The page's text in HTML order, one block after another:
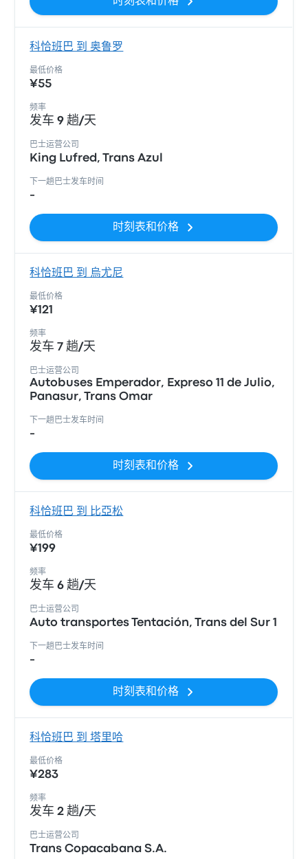
科恰班巴 到 奥鲁罗
最低价格
¥55
频率
发车 9 趟/天
巴士运营公司
King Lufred, Trans Azul
下一趟巴士发车时间
-
时刻表和价格
科恰班巴 到 烏尤尼
最低价格
¥121
频率
发车 7 趟/天
巴士运营公司
Autobuses Emperador, Expreso 11 de Julio,
Panasur, Trans Omar
下一趟巴士发车时间
-
时刻表和价格
科恰班巴 到 比亞松
最低价格
¥199
频率
发车 6 趟/天
巴士运营公司
Auto transportes Tentación, Trans del Sur 1
下一趟巴士发车时间
-
时刻表和价格
科恰班巴 到 塔里哈
最低价格
¥283
频率
发车 2 趟/天
巴士运营公司
Trans Copacabana S.A.